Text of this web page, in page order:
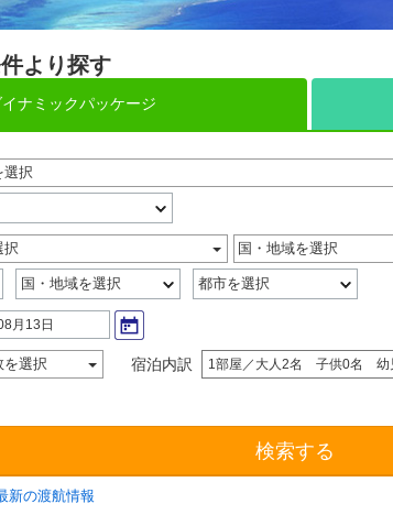
より探す
ナミックパッケージ
選択
択 国・地域を選択
月13日
を選択 宿泊内訳 1部屋／大人2名 子供0名 幼
検索する
新の渡航情報